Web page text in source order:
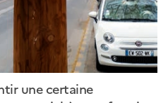
une certaine